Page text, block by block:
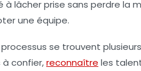
lâcher prise sans perdre la
une équipe.
se trouvent
confier,reconnaître les